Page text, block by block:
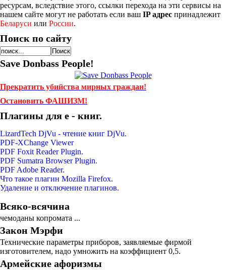
ресурсам, вследствие этого, ссылки перехода на эти сервисы на
нашем сайте могут не работать если ваш IP адрес принадлежит
Беларуси или России.
Поиск по сайту
Save Donbass People!
Прекратить убийства мирных граждан!
Остановить ФАШИЗМ!
Плагины для е - книг.
LizardTech DjVu - чтение книг DjVu.
PDF-XChange Viewer
PDF Foxit Reader Plugin.
PDF Sumatra Browser Plugin.
PDF Adobe Reader.
Что такое плагин Mozilla Firefox.
Удаление и отключение плагинов.
Всяко-всячина
чемоданы копромата ...
Закон Мэрфи
Технические параметры приборов, заявляемые фирмой
изготовителем, надо умножить на коэффициент 0,5.
Армейские афоризмы